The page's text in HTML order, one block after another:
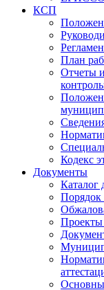
КСП
План
Отчеты
Кодекс
Документы
Каталог
Порядок
Проекты